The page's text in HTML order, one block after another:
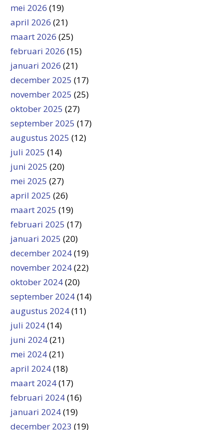
mei 2026 (19)
april 2026 (21)
maart 2026 (25)
februari 2026 (15)
januari 2026 (21)
december 2025 (17)
november 2025 (25)
oktober 2025 (27)
september 2025 (17)
augustus 2025 (12)
juli 2025 (14)
juni 2025 (20)
mei 2025 (27)
april 2025 (26)
maart 2025 (19)
februari 2025 (17)
januari 2025 (20)
december 2024(19)
november 2024(22)
oktober 2024(20)
september 2024(14)
augustus 2024(11)
juli 2024(14)
juni 2024(21)
mei 2024(21)
april 2024(18)
maart 2024(17)
februari 2024(16)
januari 2024(19)
december 2023 (19)